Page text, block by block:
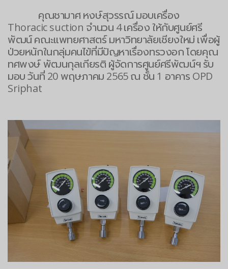
คุณชามาศ หงษ์สุวรรณ์ มอบเครื่อง
Thoracic suction จำนวน 4 เครื่อง ให้กับศูนย์ศรี
พัฒน์ คณะแพทยศาสตร์ มหาวิทยาลัยเชียงใหม่ เพื่อผู้
ป่วยหนักในกลุ่มคนไข้ที่มีปัญหาเรื่องทรวงอก โดยคุณ
ทศพงษ์ พัฒนกุลเกียรติ ผู้จัดการศูนย์ศรีพัฒน์ฯ รับ
มอบ วันที่ 20 พฤษภาคม 2565 ณ ชั้น 1 อาคาร OPD
Sriphat